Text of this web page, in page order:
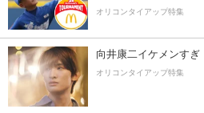
オリコンタイアップ特集
向井康二イケメンすぎ
オリコンタイアップ特集